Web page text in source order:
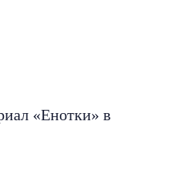
«Енотки» в